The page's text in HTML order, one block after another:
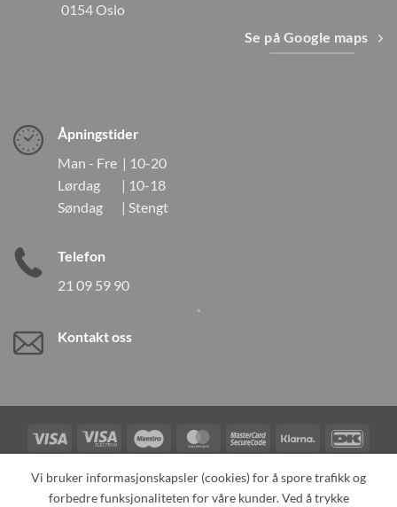
0154 Oslo
Se på Google maps
Åpningstider
Man - Fre | 10-20
Lørdag | 10-18
Søndag | Stengt
Telefon
21 09 59 90
Kontakt oss
Visa
Visa
Electron
Maestro MasterCardMasterCard
2
Klarna
Card
TILBAKEKALLINGER KONTAKT OSS OM OSS
Vi bruker informasjonskapsler (cookies) for å spore trafikk og
forbedre funksjonaliteten for våre kunder. Ved å trykke